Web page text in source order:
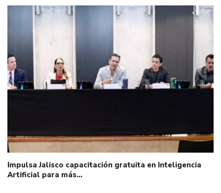
Impulsa Jalisco capacitación gratuita en Inteligencia
Artificial para más…